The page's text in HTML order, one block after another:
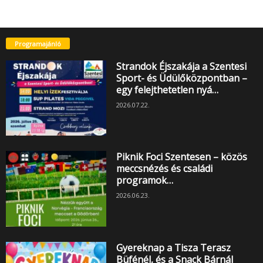
Programajánló
Strandok Éjszakája a Szentesi
Sport- és Üdülőközpontban –
egy felejthetetlen nyá…
2026.07.22.
Piknik Foci Szentesen – közös
meccsnézés és családi
programok…
2026.06.23.
Gyereknap a Tisza Terasz
Büfénél, és a Snack Bárnál